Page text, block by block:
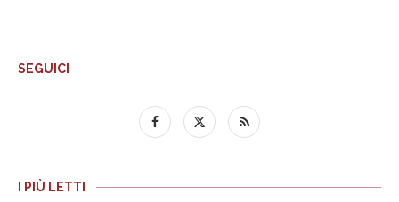
SEGUICI
I PIÙ LETTI